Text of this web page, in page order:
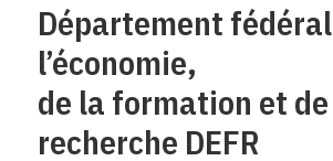
Département
l’économie,
de la formation et
recherche DEFR